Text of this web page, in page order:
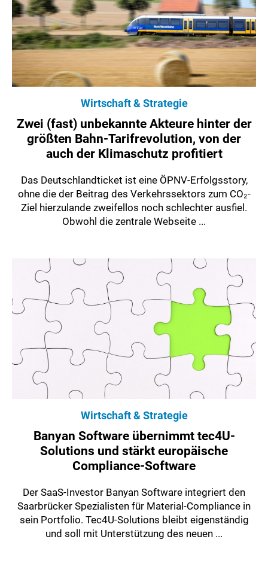
Wirtschaft & Strategie
Zwei (fast) unbekannte Akteure hinter der
größten Bahn-Tarifrevolution, von der
auch der Klimaschutz profitiert
Das Deutschlandticket ist eine ÖPNV-Erfolgsstory,
ohne die der Beitrag des Verkehrssektors zum CO₂-
Ziel hierzulande zweifellos noch schlechter ausfiel.
Obwohl die zentrale Webseite ...
Wirtschaft & Strategie
Banyan Software übernimmt tec4U-
Solutions und stärkt europäische
Compliance-Software
Der SaaS-Investor Banyan Software integriert den
Saarbrücker Spezialisten für Material-Compliance in
sein Portfolio. Tec4U-Solutions bleibt eigenständig
und soll mit Unterstützung des neuen ...